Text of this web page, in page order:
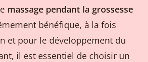
massage pendant la grossesse
bénéfique, à la fois
et pour le développement du
il est essentiel de choisir un